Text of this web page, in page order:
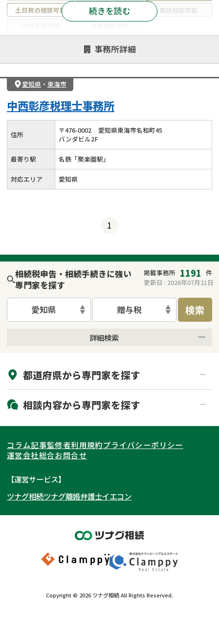
土日祝の相談可能
19時以降電話可能
電話相談可能
遺言書作成・遺言執行
相続放棄
相続登記
遺産分割
遺留分侵害額請求
相続税申告
相続手続き
成年後見・任意後見
贈与税
相続トラブル
続きを読む
事務所詳細
愛知県 ・ 東海市
中西彰彦税理士事務所
住所 〒476-0002
愛知県東海市名和町45
バンダビル2F
最寄り駅 名鉄「聚楽園駅」
対応エリア 愛知県
1
相続税申告・相続手続きに強い
専門家を探す
掲載事務所 1191 件
更新日 : 2026年07月21日
愛知県 贈与税 検索
詳細検索
初回相談無料
土日祝の相談可能
都道府県から専門家を探す
北海道・東北
北海道 青森県
岩手県 宮城県
秋田県
福島県
関東
東京都 神奈川県
埼玉県
茨城県 群馬県
東海
愛知県
岐阜県 山梨県
関西
大阪府 京都府
奈良県
和歌山県
北陸・甲信越
石川県
富山県
岡山県
九州・沖縄
相談内容から専門家を探す
相続登記
遺産分割
相続手続き
家族信託
成年後見・任意後見
相続財産調査
不動産評価(相続不動産)
相続トラブル
コラム記事監修者利用規約プライバシーポリシー
運営会社総合お問合せ
【運営サービス】
ツナグ相続ツナグ離婚弁護士イエコン
Copyright © 2026 ツナグ相続All Rights Reserved.